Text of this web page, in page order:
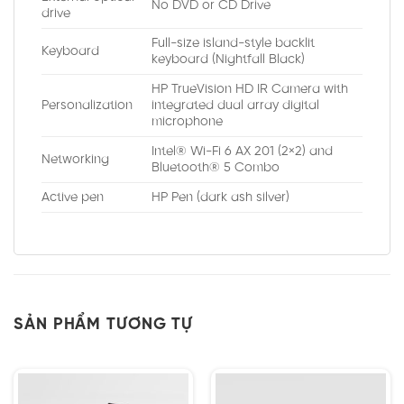
drive
No DVD or CD Drive
Keyboard
Full-size island-style backlit
keyboard (Nightfall Black)
Personalization
HP TrueVision HD IR Camera with
integrated dual array digital
microphone
Networking
Intel® Wi-Fi 6 AX 201 (2×2) and
Bluetooth® 5 Combo
Active pen HP Pen (dark ash silver)
SẢN PHẨM TƯƠNG TỰ